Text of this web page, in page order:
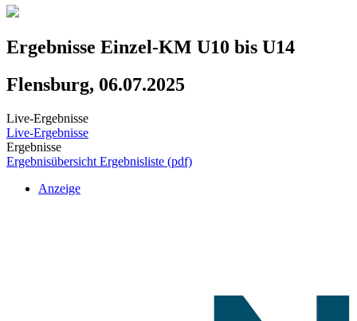
Ergebnisse Einzel-KM U10 bis U14
Flensburg, 06.07.2025
Live-Ergebnisse
Live-Ergebnisse
Ergebnisse
Ergebnisübersicht Ergebnisliste (pdf)
Anzeige